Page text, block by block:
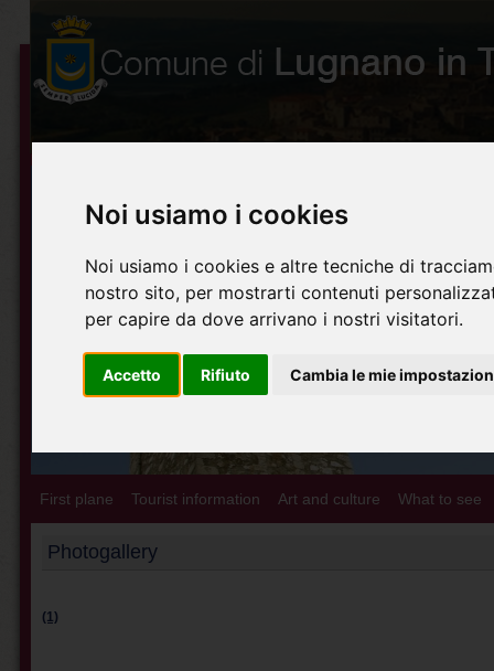
Noi usiamo i cookies
Noi usiamo i cookies e altre tecniche di
nostro sito, per mostrarti contenuti
per capire da dove arrivano i nostri visitatori.
Accetto Rifiuto Cambia le mie
First plane Tourist information Art and culture What to see
Photogallery
(1)